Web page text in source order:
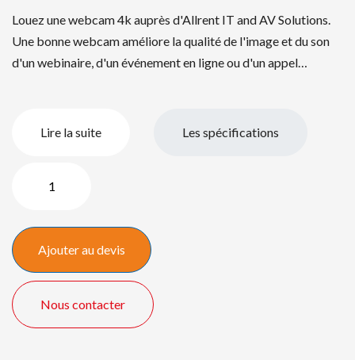
Louez une webcam 4k auprès d'Allrent IT and AV Solutions.
Une bonne webcam améliore la qualité de l'image et du son
d'un webinaire, d'un événement en ligne ou d'un appel…
Lire la suite Les spécifications
4K
Ajouter au devis
Nous contacter